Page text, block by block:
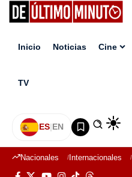
Inicio Noticias Cine
TV
ES|EN
Nacionales Internacionales